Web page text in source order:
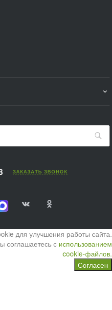
ЗАКАЗАТЬ ЗВОНОК
для улучшения работы сайта.
соглашаетесь с использованием
cookie-файлов.
Согласен